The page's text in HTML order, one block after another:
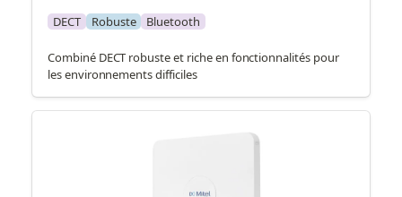
DECT Robuste Bluetooth
Combiné DECT robuste et riche en fonctionnalités pour
les environnements difficiles